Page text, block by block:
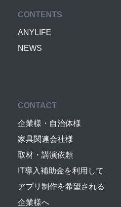
CONTENTS
ANYLIFE
NEWS
CONTACT
企業様・自治体様
家具関連会社様
取材・講演依頼
IT導入補助金を利用して
アプリ制作を希望される
企業様へ